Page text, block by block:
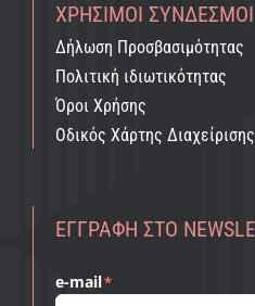
ΧΡΉΣΙΜΟΙ ΣΎΝΔΕΣΜΟΙ
Δήλωση Προσβασιμότητας
Πολιτική ιδιωτικότητας
Όροι Χρήσης
Οδικός Χάρτης
ΕΓΓΡΑΦΉ ΣΤΟ
e-mail*